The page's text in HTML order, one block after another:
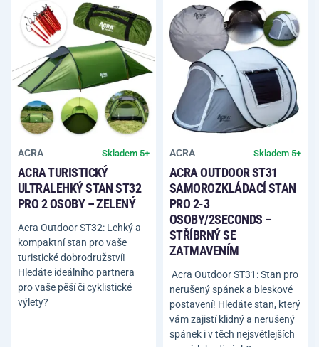
ACRA Skladem 5+
ACRA TURISTICKÝ
ULTRALEHKÝ STAN ST32
PRO 2 OSOBY – ZELENÝ
Acra Outdoor ST32: Lehký a
kompaktní stan pro vaše
turistické dobrodružství!
Hledáte ideálního partnera
pro vaše pěší či cyklistické
výlety?
ACRA Skladem 5+
ACRA OUTDOOR ST31
SAMOROZKLÁDACÍ STAN
PRO 2-3
OSOBY/2SECONDS –
STŘÍBRNÝ SE
ZATMAVENÍM
Acra Outdoor ST31: Stan pro
nerušený spánek a bleskové
postavení! Hledáte stan, který
vám zajistí klidný a nerušený
spánek i v těch nejsvětlejších